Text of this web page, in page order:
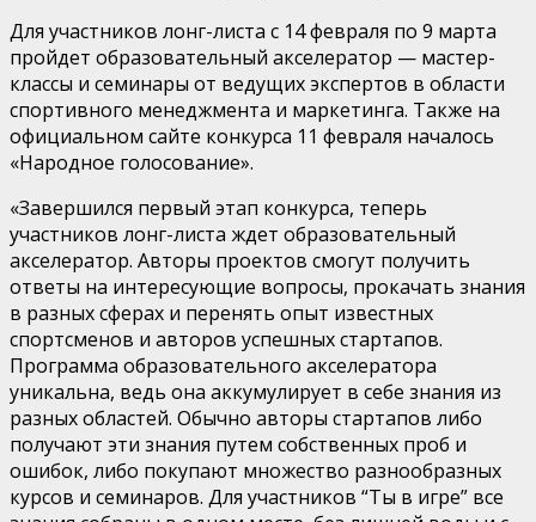
Для участников лонг-листа с 14 февраля по 9 марта
пройдет образовательный акселератор — мастер-
классы и семинары от ведущих экспертов в области
спортивного менеджмента и маркетинга. Также на
официальном сайте конкурса 11 февраля началось
«Народное голосование».
«Завершился первый этап конкурса, теперь
участников лонг-листа ждет образовательный
акселератор. Авторы проектов смогут получить
ответы на интересующие вопросы, прокачать знания
в разных сферах и перенять опыт известных
спортсменов и авторов успешных стартапов.
Программа образовательного акселератора
уникальна, ведь она аккумулирует в себе знания из
разных областей. Обычно авторы стартапов либо
получают эти знания путем собственных проб и
ошибок, либо покупают множество разнообразных
курсов и семинаров. Для участников “Ты в игре” все